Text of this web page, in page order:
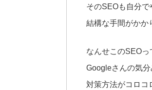
そのSEOも自分で
結構な手間がかか
なんせこのSEOっ
Googleさんの気分
対策方法がコロコ